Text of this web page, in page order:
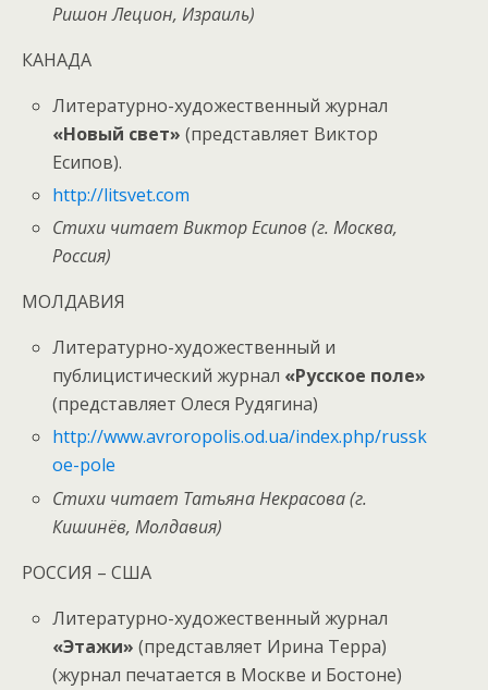
Ришон Лецион, Израиль)
КАНАДА
Литературно-художественный журнал
«Новый свет» (представляет Виктор
Есипов).
http://litsvet.com
Стихи читает Виктор Есипов (г. Москва,
Россия)
МОЛДАВИЯ
Литературно-художественный и
публицистический журнал «Русское поле»
(представляет Олеся Рудягина)
http://www.avroropolis.od.ua/index.php/russk
oe-pole
Стихи читает Татьяна Некрасова (г.
Кишинёв, Молдавия)
РОССИЯ – США
Литературно-художественный журнал
«Этажи» (представляет Ирина Терра)
(журнал печатается в Москве и Бостоне)